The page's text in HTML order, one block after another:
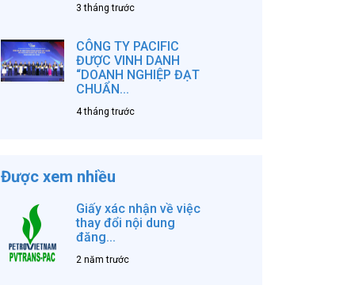
3 tháng trước
CÔNG TY PACIFIC
ĐƯỢC VINH DANH
“DOANH NGHIỆP ĐẠT
CHUẨN...
4 tháng trước
Được xem nhiều
Giấy xác nhận về việc
thay đổi nội dung
đăng...
2 năm trước